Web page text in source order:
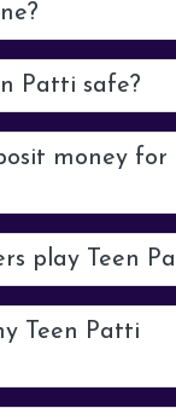
Patti safe?
money for
play Teen
Teen Patti